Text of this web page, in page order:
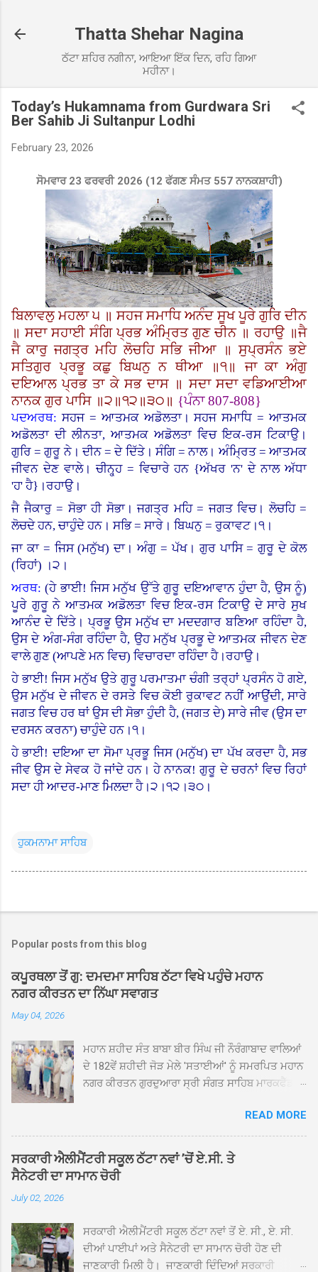
Thatta Shehar Nagina
ਠੱਟਾ ਸ਼ਹਿਰ ਨਗੀਨਾ, ਆਇਆ ਇੱਕ ਦਿਨ, ਰਹਿ ਗਿਆ
ਮਹੀਨਾ।
Today’s Hukamnama from Gurdwara Sri
Ber Sahib Ji Sultanpur Lodhi
February 23, 2026
ਸੋਮਵਾਰ 23 ਫਰਵਰੀ 2026 (12 ਫੱਗਣ ਸੰਮਤ 557 ਨਾਨਕਸ਼ਾਹੀ)
ਬਿਲਾਵਲੁ ਮਹਲਾ ੫ ॥ ਸਹਜ ਸਮਾਧਿ ਅਨੰਦ ਸੂਖ ਪੂਰੇ ਗੁਰਿ ਦੀਨ
॥ ਸਦਾ ਸਹਾਈ ਸੰਗਿ ਪ੍ਰਭ ਅੰਮ੍ਰਿਤ ਗੁਣ ਚੀਨ ॥ ਰਹਾਉ ॥ਜੈ
ਜੈ ਕਾਰੁ ਜਗਤ੍ਰ ਮਹਿ ਲੋਚਹਿ ਸਭਿ ਜੀਆ ॥ ਸੁਪ੍ਰਸੰਨ ਭਏ
ਸਤਿਗੁਰ ਪ੍ਰਭੂ ਕਛੁ ਬਿਘਨੁ ਨ ਥੀਆ ॥੧॥ ਜਾ ਕਾ ਅੰਗੁ
ਦਇਆਲ ਪ੍ਰਭ ਤਾ ਕੇ ਸਭ ਦਾਸ ॥ ਸਦਾ ਸਦਾ ਵਡਿਆਈਆ
ਨਾਨਕ ਗੁਰ ਪਾਸਿ ॥੨॥੧੨॥੩੦॥ {ਪੰਨਾ807-808}
ਪਦਅਰਥ: ਸਹਜ = ਆਤਮਕ ਅਡੋਲਤਾ। ਸਹਜ ਸਮਾਧਿ = ਆਤਮਕ
ਅਡੋਲਤਾ ਦੀ ਲੀਨਤਾ, ਆਤਮਕ ਅਡੋਲਤਾ ਵਿਚ ਇਕ-ਰਸ ਟਿਕਾਉ।
ਗੁਰਿ = ਗੁਰੂ ਨੇ। ਦੀਨ = ਦੇ ਦਿੱਤੇ। ਸੰਗਿ = ਨਾਲ। ਅੰਮ੍ਰਿਤ = ਆਤਮਕ
ਜੀਵਨ ਦੇਣ ਵਾਲੇ। ਚੀਨ੍ਹ੍ਹ = ਵਿਚਾਰੇ ਹਨ {ਅੱਖਰ 'ਨ'ਦੇ ਨਾਲ ਅੱਧਾ
'ਹ'ਹੈ} ।ਰਹਾਉ।
ਜੈ ਜੈਕਾਰੁ = ਸੋਭਾ ਹੀ ਸੋਭਾ। ਜਗਤ੍ਰ ਮਹਿ = ਜਗਤ ਵਿਚ। ਲੋਚਹਿ =
ਲੋਚਦੇ ਹਨ, ਚਾਹੁੰਦੇ ਹਨ। ਸਭਿ = ਸਾਰੇ। ਬਿਘਨੁ = ਰੁਕਾਵਟ।੧।
ਜਾ ਕਾ = ਜਿਸ (ਮਨੁੱਖ) ਦਾ। ਅੰਗੁ = ਪੱਖ। ਗੁਰ ਪਾਸਿ = ਗੁਰੂ ਦੇ ਕੋਲ
(ਰਿਹਾਂ) ।੨।
ਅਰਥ: (ਹੇ ਭਾਈ! ਜਿਸ ਮਨੁੱਖ ਉੱਤੇ ਗੁਰੂ ਦਇਆਵਾਨ ਹੁੰਦਾ ਹੈ, ਉਸ ਨੂੰ)
ਪੂਰੇ ਗੁਰੂ ਨੇ ਆਤਮਕ ਅਡੋਲਤਾ ਵਿਚ ਇਕ-ਰਸ ਟਿਕਾਉ ਦੇ ਸਾਰੇ ਸੁਖ
ਆਨੰਦ ਦੇ ਦਿੱਤੇ। ਪ੍ਰਭੂ ਉਸ ਮਨੁੱਖ ਦਾ ਮਦਦਗਾਰ ਬਣਿਆ ਰਹਿੰਦਾ ਹੈ,
ਉਸ ਦੇ ਅੰਗ-ਸੰਗ ਰਹਿੰਦਾ ਹੈ, ਉਹ ਮਨੁੱਖ ਪ੍ਰਭੂ ਦੇ ਆਤਮਕ ਜੀਵਨ ਦੇਣ
ਵਾਲੇ ਗੁਣ (ਆਪਣੇ ਮਨ ਵਿਚ) ਵਿਚਾਰਦਾ ਰਹਿੰਦਾ ਹੈ।ਰਹਾਉ।
ਹੇ ਭਾਈ! ਜਿਸ ਮਨੁੱਖ ਉਤੇ ਗੁਰੂ ਪਰਮਾਤਮਾ ਚੰਗੀ ਤਰ੍ਹਾਂ ਪ੍ਰਸੰਨ ਹੋ ਗਏ,
ਉਸ ਮਨੁੱਖ ਦੇ ਜੀਵਨ ਦੇ ਰਸਤੇ ਵਿਚ ਕੋਈ ਰੁਕਾਵਟ ਨਹੀਂ ਆਉਂਦੀ, ਸਾਰੇ
ਜਗਤ ਵਿਚ ਹਰ ਥਾਂ ਉਸ ਦੀ ਸੋਭਾ ਹੁੰਦੀ ਹੈ, (ਜਗਤ ਦੇ) ਸਾਰੇ ਜੀਵ (ਉਸ ਦਾ
ਦਰਸਨ ਕਰਨਾ) ਚਾਹੁੰਦੇ ਹਨ।੧।
ਹੇ ਭਾਈ! ਦਇਆ ਦਾ ਸੋਮਾ ਪ੍ਰਭੂ ਜਿਸ (ਮਨੁੱਖ) ਦਾ ਪੱਖ ਕਰਦਾ ਹੈ,ਸਭ
ਜੀਵ ਉਸ ਦੇ ਸੇਵਕ ਹੋ ਜਾਂਦੇ ਹਨ। ਹੇ ਨਾਨਕ! ਗੁਰੂ ਦੇ ਚਰਨਾਂ ਵਿਚ ਰਿਹਾਂ
ਸਦਾ ਹੀ ਆਦਰ-ਮਾਣ ਮਿਲਦਾ ਹੈ।੨।੧੨।੩੦।
ਹੁਕਮਨਾਮਾ ਸਾਹਿਬ
Popular posts from this blog
ਕਪੂਰਥਲਾ ਤੋਂ ਗੁ: ਦਮਦਮਾ ਸਾਹਿਬ ਠੱਟਾ ਵਿਖੇ ਪਹੁੰਚੇ ਮਹਾਨ
ਨਗਰ ਕੀਰਤਨ ਦਾ ਨਿੱਘਾ ਸਵਾਗਤ
May 04, 2026
ਮਹਾਨ ਸ਼ਹੀਦ ਸੰਤ ਬਾਬਾ ਬੀਰ ਸਿੰਘ ਜੀ ਨੌਰੰਗਾਬਾਦ ਵਾਲਿਆਂ
ਦੇ 182ਵੇਂ ਸ਼ਹੀਦੀ ਜੋੜ ਮੇਲੇ 'ਸਤਾਈਆਂ' ਨੂੰ ਸਮਰਪਿਤ ਮਹਾਨ
ਨਗਰ ਕੀਰਤਨ ਗੁਰਦੁਆਰਾ ਸ੍ਰੀ ਸੰਗਤ ਸਾਹਿਬ ਮਾਰਕਫੈੱਡ
ਸਰਪ੍ਰਸਤੀ ਹੇਠ, ਪੰਜ ਪਿਆਰਿਆਂ ਦੀ ਅਗਵਾਈ ਵਿੱਚ
ਮਹੱਲਾ ਸੰਤਪੁਰਾ ਤੋਂ ਪ੍ਰਾਰੰਭ ਹੋ ਕੇ ਪਿੰਡ ਭਗਤਪੁਰ,
ਭਗਵਾਨਪੁਰ, ਝੁੱਗੀਆਂ ਗੁਲਾਮ, ਮਜਾਦਪੁਰ, ਕੁੱਲੀਆਂ, ਰੱਤਾ ਨੌ
ਅਬਾਦ, ਕੋਲੀਆਂਵਾਲ, ਅੱਡਾ ਸਾਬੂਵਾਲ, ਦਰੀਏਵਾਲ,
ਵਿਖੇ ਪਹੁੰਚਣ ’ਤੇ ਮੁੱਖ ਸੇਵਾਦਾਰ ਸੰਤ ਬਾਬਾ ਹਰਜੀਤ ਸਿੰਘ ਤੇ
ਇਲਾਕੇ ਦੀਆਂ ਸੰਗਤਾਂ ਵੱਲੋਂ ਜੈਕਾਰਿਆਂ ਦੀ ਗੂੰਜ ਵਿਚ ਨਿੱਘਾ
READ MORE
ਸਰਕਾਰੀ ਐਲੀਮੈਂਟਰੀ ਸਕੂਲ ਠੱਟਾ ਨਵਾਂ ’ਚੋਂ ਏ.ਸੀ. ਤੇ
ਸੈਨੇਟਰੀ ਦਾ ਸਾਮਾਨ ਚੋਰੀ
July 02, 2026
ਸਰਕਾਰੀ ਐਲੀਮੈਂਟਰੀ ਸਕੂਲ ਠੱਟਾ ਨਵਾਂ ਤੋਂ ਏ. ਸੀ., ਏ. ਸੀ.
ਦੀਆਂ ਪਾਈਪਾਂ ਅਤੇ ਸੈਨੇਟਰੀ ਦਾ ਸਾਮਾਨ ਚੋਰੀ ਹੋਣ ਦੀ
ਜਾਣਕਾਰੀ ਮਿਲੀ ਹੈ। ਜਾਣਕਾਰੀ ਦਿੰਦਿਆਂ ਸਰਕਾਰੀ